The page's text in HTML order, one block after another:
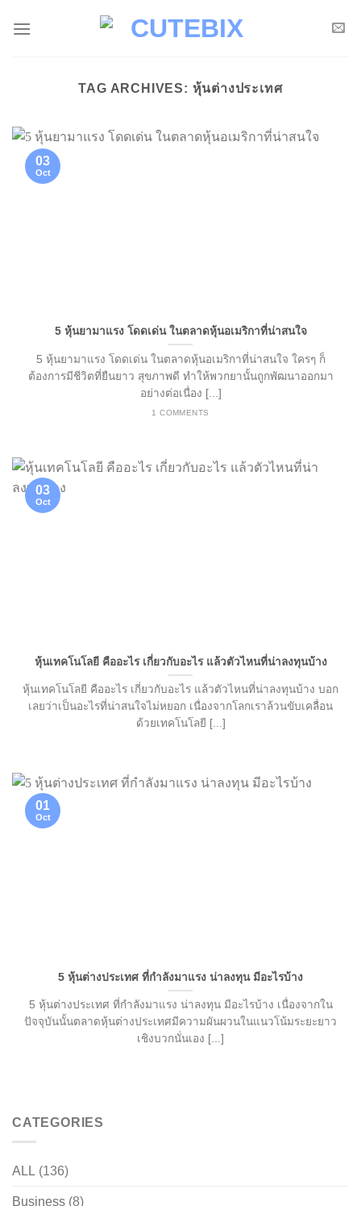
TAG ARCHIVES: หุ้นต่างประเทศ
5 หุ้นยามาแรง โดดเด่น ในตลาดหุ้นอเมริกาที่น่าสนใจ
5 หุ้นยามาแรง โดดเด่น ในตลาดหุ้นอเมริกาที่น่าสนใจ ใครๆ ก็
ต้องการมีชีวิตที่ยืนยาว สุขภาพดี ทำให้พวกยานั้นถูกพัฒนาออกมา
อย่างต่อเนื่อง [...]
1 COMMENTS
03
Oct
หุ้นเทคโนโลยี คืออะไร เกี่ยวกับอะไร แล้วตัวไหนที่น่าลงทุนบ้าง
หุ้นเทคโนโลยี คืออะไร เกี่ยวกับอะไร แล้วตัวไหนที่น่าลงทุนบ้าง บอก
เลยว่าเป็นอะไรที่น่าสนใจไม่หยอก เนื่องจากโลกเราล้วนขับเคลื่อน
ด้วยเทคโนโลยี [...]
03
Oct
5 หุ้นต่างประเทศ ที่กำลังมาแรง น่าลงทุน มีอะไรบ้าง
5 หุ้นต่างประเทศ ที่กำลังมาแรง น่าลงทุน มีอะไรบ้าง เนื่องจากใน
ปัจจุบันนั้นตลาดหุ้นต่างประเทศมีความผันผวนในแนวโน้มระยะยาว
เชิงบวกนั่นเอง [...]
01
Oct
CATEGORIES
ALL (136)
Business (8)